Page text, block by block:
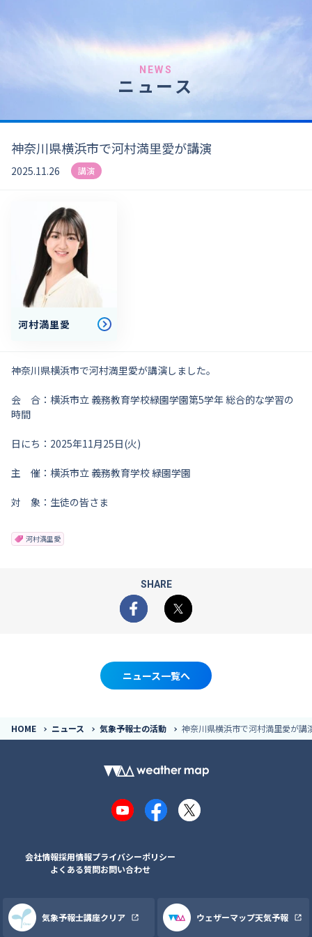
NEWS
ニュース
神奈川県横浜市で河村満里愛が講演
2025.11.26 講演
河村満里愛
神奈川県横浜市で河村満里愛が講演しました。
会 合：横浜市立 義務教育学校緑園学園第5学年 総合的な学習の
時間
日にち：2025年11月25日(火)
主 催：横浜市立 義務教育学校 緑園学園
対 象：生徒の皆さま
河村満里愛
SHARE
Facebook
X
ニュース一覧へ
HOME ニュース 気象予報士の活動 神奈川県横浜市で河村満里愛が講
YouTubeFacebook
X
会社情報採用情報プライバシーポリシー
よくある質問お問い合わせ
気象予報士講座クリア ウェザーマップ天気予報